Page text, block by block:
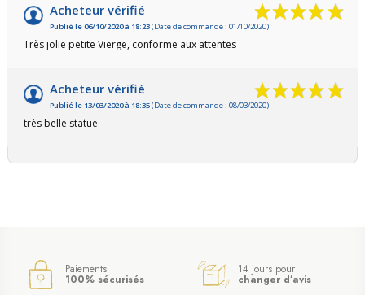
Acheteur vérifié
Publié le 06/10/2020 à 18:23(Date de commande : 01/10/2020)
Très jolie petite Vierge, conforme aux attentes
Acheteur vérifié
Publié le 13/03/2020 à 18:35(Date de commande : 08/03/2020)
très belle statue
Paiements
100% sécurisés
14 jours pour
changer d’avis